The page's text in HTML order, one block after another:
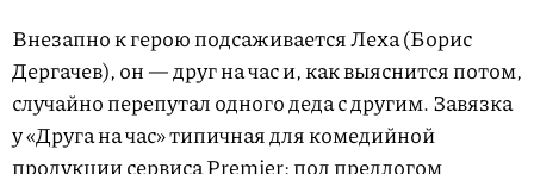
Внезапно к герою подсаживается Леха (Борис
Дергачев), он — друг на час и, как выяснится потом,
случайно перепутал одного деда с другим. Завязка
у «Друга на час» типичная для комедийной
продукции сервиса Premier: под предлогом